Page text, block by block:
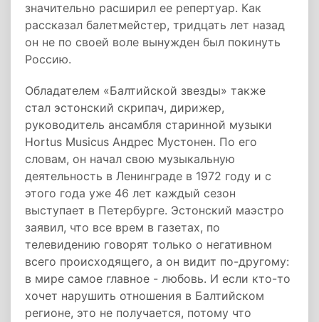
значительно расширил ее репертуар. Как
рассказал балетмейстер, тридцать лет назад
он не по своей воле вынужден был покинуть
Россию.
Обладателем «Балтийской звезды» также
стал эстонский скрипач, дирижер,
руководитель ансамбля старинной музыки
Hortus Musicus Андрес Мустонен. По его
словам, он начал свою музыкальную
деятельность в Ленинграде в 1972 году и с
этого года уже 46 лет каждый сезон
выступает в Петербурге. Эстонский маэстро
заявил, что все врем в газетах, по
телевидению говорят только о негативном
всего происходящего, а он видит по-другому:
в мире самое главное - любовь. И если кто-то
хочет нарушить отношения в Балтийском
регионе, это не получается, потому что